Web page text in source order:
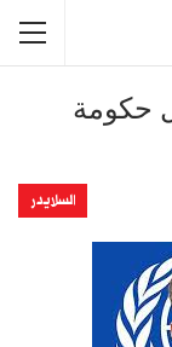
حكومة
السلايدر